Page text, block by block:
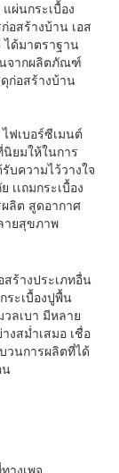
ผ่นกระเบื้อง
อสร้างบ้าน เอส
ได้มาตราฐาน
นจากผลิตภัณฑ์
ก่อสร้างบ้าน
ฟเบอร์ซีเมนต์
ยมให้ในการ
รับความไว้วางใจ
เถมกระเบื้อง
ลิต สูดอากาศ
ายสุขภาพ
สร้างประเภทอื่น
ระเบื้องปูพื้น
วลเบา มีหลาย
งสม่ำเสมอ เชื่อ
วนการผลิตที่ได้
น
างเพจ